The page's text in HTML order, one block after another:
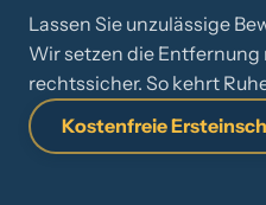
Lassen Sie unzulässige
Wir setzen die
rechtssicher. So kehrt
Kostenfreie